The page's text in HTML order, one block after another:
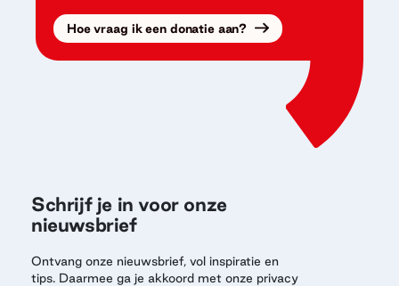
Hoe vraag ik een donatie aan?
Schrijf je in voor onze
nieuwsbrief
Ontvang onze nieuwsbrief, vol inspiratie en
tips. Daarmee ga je akkoord met onze privacy